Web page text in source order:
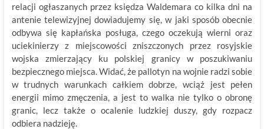
relacji ogłaszanych przez księdza Waldemara co kilka dni na
antenie telewizyjnej dowiadujemy się, w jaki sposób obecnie
odbywa się kapłańska posługa, czego oczekują wierni oraz
uciekinierzy z miejscowości zniszczonych przez rosyjskie
wojska zmierzający ku polskiej granicy w poszukiwaniu
bezpiecznego miejsca. Widać, że pallotyn na wojnie radzi sobie
w trudnych warunkach całkiem dobrze, wciąż jest pełen
energii mimo zmęczenia, a jest to walka nie tylko o obronę
granic, lecz także o ocalenie ludzkiej duszy, gdy rozpacz
odbiera nadzieję.